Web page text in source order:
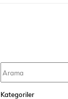
Kategoriler